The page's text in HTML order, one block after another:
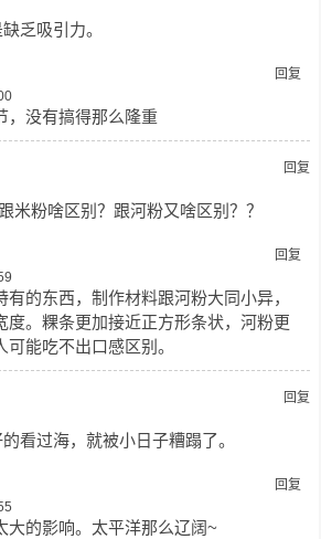
乏吸引力。
回复
，没有搞得那么隆重
回复
米粉啥区别？跟河粉又啥区别？？
回复
的东西，制作材料跟河粉大同小异，
度。粿条更加接近正方形条状，河粉更
能吃不出口感区别。
回复
看过海，就被小日子糟蹋了。
回复
大的影响。太平洋那么辽阔~